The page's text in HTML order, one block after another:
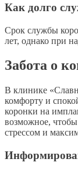
Как долго
Срок службы
лет, однако при
Забота о
В клинике
комфорту и
коронки на
возможное,
стрессом и